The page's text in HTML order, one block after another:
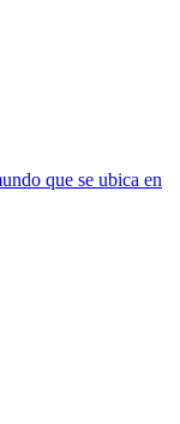
que se ubica en